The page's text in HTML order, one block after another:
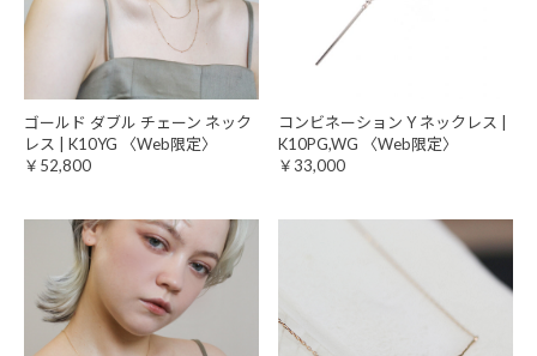
ゴールド ダブル チェーン ネック
レス | K10YG 〈Web限定〉
￥52,800
コンビネーション Y ネックレス |
K10PG,WG 〈Web限定〉
￥33,000